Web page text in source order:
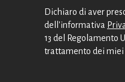
Dichiaro di aver
dell'informativa
13 del Regolamento
trattamento dei miei